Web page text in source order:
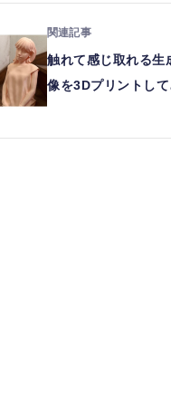
触れて感じ取れる
像を3Dプリントし